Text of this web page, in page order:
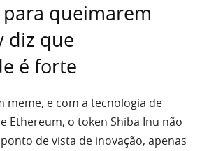
queimarem
diz que
é forte
meme, e com a tecnologia de
Ethereum, o token Shiba Inu não
de vista de inovação, apenas